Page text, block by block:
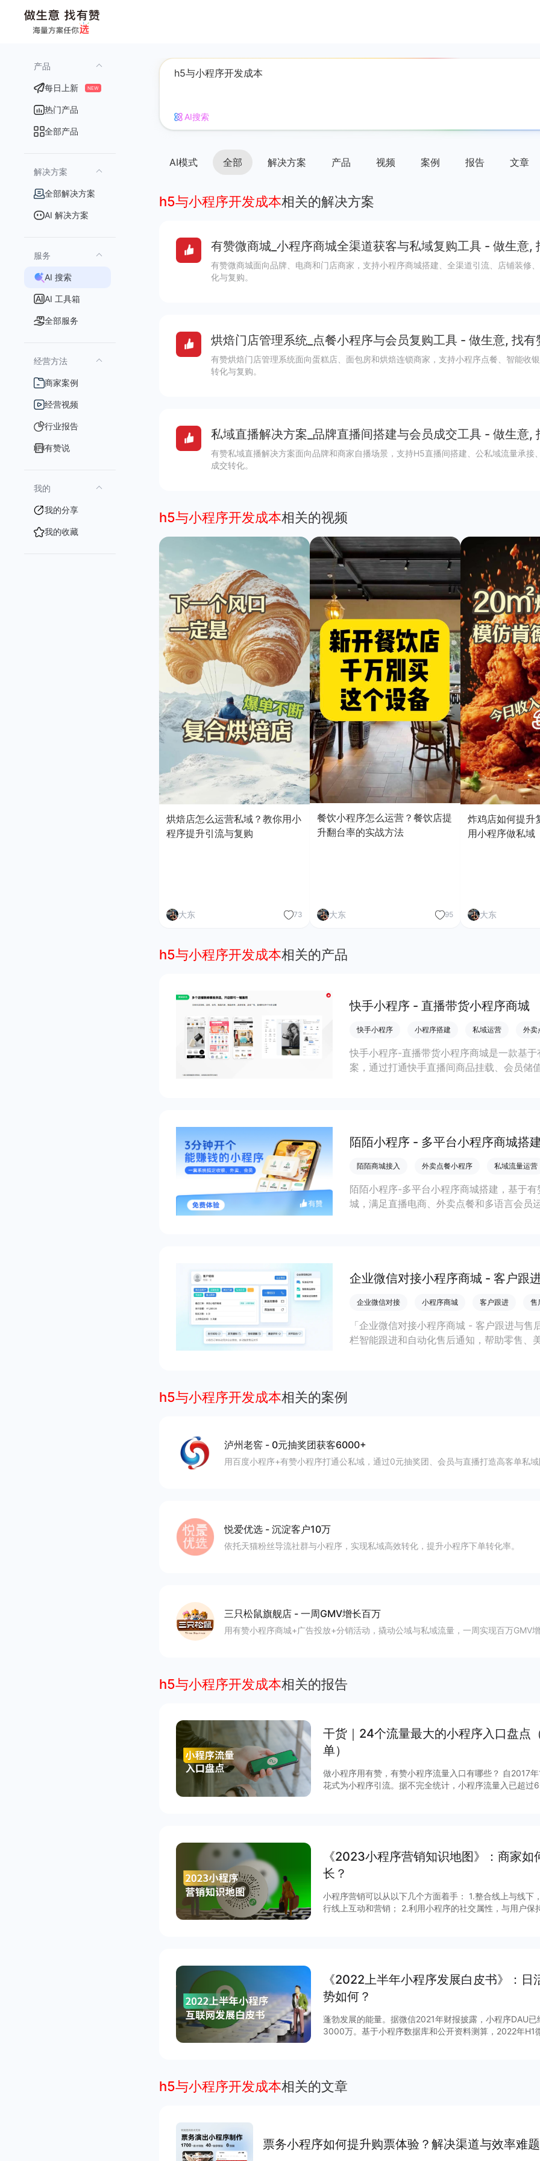
产品
每日上新 NEW
热门产品
全部产品
解决方案
全部解决方案
AI 解决方案
服务
AI 搜索
AI 工具箱
全部服务
经营方法
商家案例
经营视频
行业报告
有赞说
我的
我的分享
我的收藏
AI搜索
AI模式 全部 解决方案 产品 视频 案例 报告 文章
h5与小程序开发成本相关的解决方案
有赞微商城_小程序商城全渠道获客与私域复购工具 - 做生意,
有赞微商城面向品牌、电商和门店商家，支持小程序商城搭建、全渠道引流、店铺装修
化与复购。
烘焙门店管理系统_点餐小程序与会员复购工具 - 做生意, 找有
有赞烘焙门店管理系统面向蛋糕店、面包房和烘焙连锁商家，支持小程序点餐、智能收
转化与复购。
私域直播解决方案_品牌直播间搭建与会员成交工具 - 做生意,
有赞私域直播解决方案面向品牌和商家自播场景，支持H5直播间搭建、公私域流量承
成交转化。
h5与小程序开发成本相关的视频
烘焙店怎么运营私域？教你用小
程序提升引流与复购
大东 73
餐饮小程序怎么运营？餐饮店提
升翻台率的实战方法
大东 95
炸鸡店如何提升
用小程序做私域
大东
h5与小程序开发成本相关的产品
快手小程序 - 直播带货小程序商城
快手小程序 小程序搭建 私域运营 外卖
快手小程序-直播带货小程序商城是一款基
案，通过打通快手直播间商品挂载、会员储
陌陌小程序 - 多平台小程序商城搭
陌陌商城接入 外卖点餐小程序 私域流量运营
陌陌小程序-多平台小程序商城搭建，基于
城，满足直播电商、外卖点餐和多语言会员
企业微信对接小程序商城 - 客户跟
企业微信对接 小程序商城 客户跟进 售
「企业微信对接小程序商城 - 客户跟进与
栏智能跟进和自动化售后通知，帮助零售、
h5与小程序开发成本相关的案例
泸州老窖 - 0元抽奖团获客6000+
用百度小程序+有赞小程序打通公私域，通过0元抽奖团、会员与直播打造高客单私
悦爱优选 - 沉淀客户10万
依托天猫粉丝导流社群与小程序，实现私域高效转化，提升小程序下单转化率。
三只松鼠旗舰店 - 一周GMV增长百万
用有赞小程序商城+广告投放+分销活动，撬动公域与私域流量，一周实现百万GMV
h5与小程序开发成本相关的报告
干货｜24个流量最大的小程序入口盘点
单）
做小程序用有赞，有赞小程序流量入口有哪些？ 自2017
花式为小程序引流。据不完全统计，小程序流量入已超过
《2023小程序营销知识地图》：商家
长？
小程序营销可以从以下几个方面着手： 1.整合线上与线下
行线上互动和营销； 2.利用小程序的社交属性，与用户
《2022上半年小程序发展白皮书》：
势如何？
蓬勃发展的能量。据微信2021年财报披露，小程序DAU
3000万。基于小程序数据库和公开资料测算，2022年H1
力。 在小程序领域方向上，线下零售将继续保持高速增长，教育、生活服务、工具、大健康赛
h5与小程序开发成本相关的文章
票务小程序如何提升购票体验？解决渠道与效率难题